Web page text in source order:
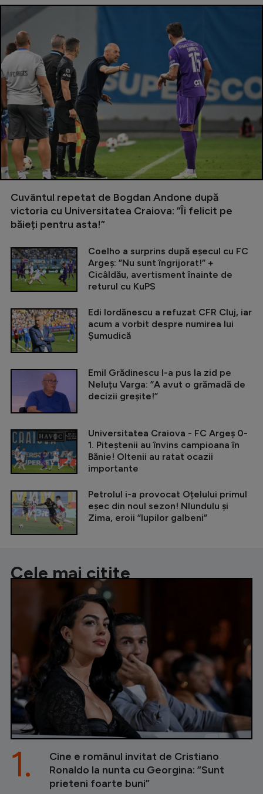
Cuvântul repetat de Bogdan Andone după
victoria cu Universitatea Craiova: ”Îi felicit pe
băieți pentru asta!”
Coelho a surprins după eșecul cu FC
Argeș: ”Nu sunt îngrijorat!” +
Cicâldău, avertisment înainte de
returul cu KuPS
Edi Iordănescu a refuzat CFR Cluj, iar
acum a vorbit despre numirea lui
Șumudică
Emil Grădinescu l-a pus la zid pe
Neluțu Varga: ”A avut o grămadă de
decizii greșite!”
Universitatea Craiova - FC Argeș 0-
1. Piteștenii au învins campioana în
Bănie! Oltenii au ratat ocazii
importante
Petrolul i-a provocat Oțelului primul
eșec din noul sezon! Nlundulu și
Zima, eroii ”lupilor galbeni”
Cele mai citite
Cine e românul invitat de Cristiano
Ronaldo la nunta cu Georgina: ”Sunt
prieteni foarte buni”
1.